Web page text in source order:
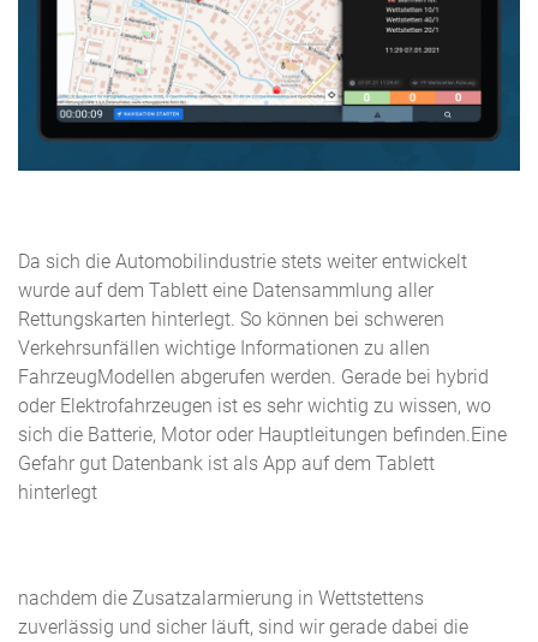
Da sich die Automobilindustrie stets weiter entwickelt
wurde auf dem Tablett eine Datensammlung aller
Rettungskarten hinterlegt. So können bei schweren
Verkehrsunfällen wichtige Informationen zu allen
FahrzeugModellen abgerufen werden. Gerade bei hybrid
oder Elektrofahrzeugen ist es sehr wichtig zu wissen, wo
sich die Batterie, Motor oder Hauptleitungen befinden.Eine
Gefahr gut Datenbank ist als App auf dem Tablett
hinterlegt
nachdem die Zusatzalarmierung in Wettstettens
zuverlässig und sicher läuft, sind wir gerade dabei die